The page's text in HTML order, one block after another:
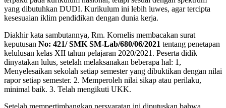
yang dibutuhkan DUDI. Kurikulum ini lebih luwes, agar tercipta
kesesuaian iklim pendidikan dengan dunia kerja.
Diakhir kata sambutannya, Rm. Kornelis membacakan surat
keputusan No: 421/ SMK SM-Lab/680/06/2021 tentang penetapan
kelulusan kelas XII tahun pelajaran 2020/2021. Peserta didik
dinyatakan lulus, setelah melaksanakan beberapa hal: 1,
Menyelesaikan sekolah setiap semester yang dibuktikan dengan nilai
rapor setiap semester. 2. Memperoleh nilai sikap atau perilaku,
minimal baik. 3. Telah mengikuti UKK.
Setelah mempertimbangkan persyaratan ini diputuskan bahwa,